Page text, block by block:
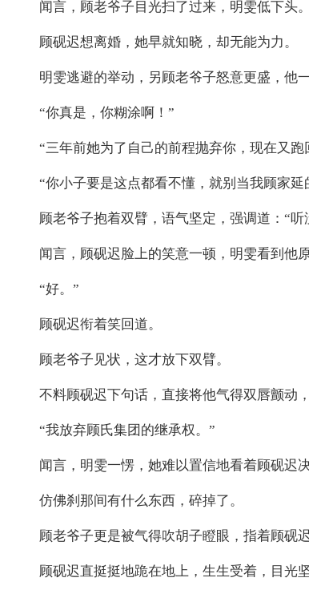
闻言，顾老爷子目光扫了过来，明雯低下头。
顾砚迟想离婚，她早就知晓，却无能为力。
明雯逃避的举动，另顾老爷子怒意更盛，他
“你真是，你糊涂啊！”
“三年前她为了自己的前程抛弃你，现在又
“你小子要是这点都看不懂，就别当我顾家延
顾老爷子抱着双臂，语气坚定，强调道：“听
闻言，顾砚迟脸上的笑意一顿，明雯看到他
“好。”
顾砚迟衔着笑回道。
顾老爷子见状，这才放下双臂。
不料顾砚迟下句话，直接将他气得双唇颤动
“我放弃顾氏集团的继承权。”
闻言，明雯一愣，她难以置信地看着顾砚迟
仿佛刹那间有什么东西，碎掉了。
顾老爷子更是被气得吹胡子瞪眼，指着顾砚
顾砚迟直挺挺地跪在地上，生生受着，目光坚